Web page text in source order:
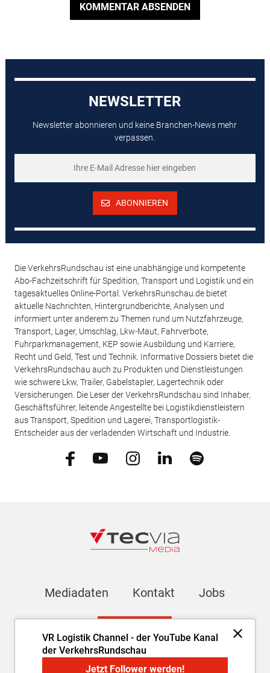
KOMMENTAR ABSENDEN
VR Logistik Channel - der YouTube Kanal
der VerkehrsRundschau
Jetzt Follower werden!
NEWSLETTER
Newsletter abonnieren und keine Branchen-News mehr
verpassen.
ABONNIEREN
Die VerkehrsRundschau ist eine unabhängige und kompetente
Abo-Fachzeitschrift für Spedition, Transport und Logistik und ein
tagesaktuelles Online-Portal. VerkehrsRunschau.de bietet
aktuelle Nachrichten, Hintergrundberichte, Analysen und
informiert unter anderem zu Themen rund um Nutzfahrzeuge,
Transport, Lager, Umschlag, Lkw-Maut, Fahrverbote,
Fuhrparkmanagement, KEP sowie Ausbildung und Karriere,
Recht und Geld, Test und Technik. Informative Dossiers bietet die
VerkehrsRundschau auch zu Produkten und Dienstleistungen
wie schwere Lkw, Trailer, Gabelstapler, Lagertechnik oder
Versicherungen. Die Leser der VerkehrsRundschau sind Inhaber,
Geschäftsführer, leitende Angestellte bei Logistikdienstleistern
aus Transport, Spedition und Lagerei, Transportlogistik-
Entscheider aus der verladenden Wirtschaft und Industrie.
Mediadaten Kontakt Jobs
AGB Datenschutz Cookie-Einstellungen